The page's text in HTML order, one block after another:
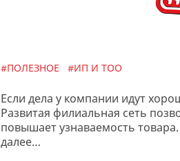
#ПОЛЕЗНОЕ #ИП И ТОО
Если дела у компании идут
Развитая филиальная сеть
повышает узнаваемость
далее…